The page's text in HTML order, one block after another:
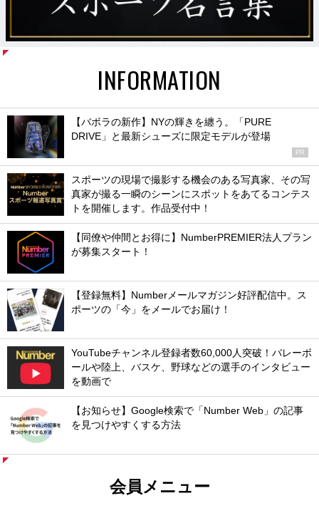
INFORMATION
【バボラの新作】NYの輝きを纏う。「PURE
DRIVE」と最新シューズに限定モデルが登場
PR
スポーツの現場で撮影する機会のある写真家、その写
真家が撮る一瞬のシーンにスポットをあてるコンテス
トを開催します。作品受付中！
【同僚や仲間とお得に】NumberPREMIER法人プラン
が募集スタート！
【登録無料】Numberメールマガジン好評配信中。ス
ポーツの「今」をメールでお届け！
YouTubeチャンネル登録者数60,000人突破！バレーボ
ールや陸上、バスケ、野球などの選手のインタビュー
を動画で
【お知らせ】Google検索で「Number Web」の記事
を見つけやすくする方法
会員メニュー